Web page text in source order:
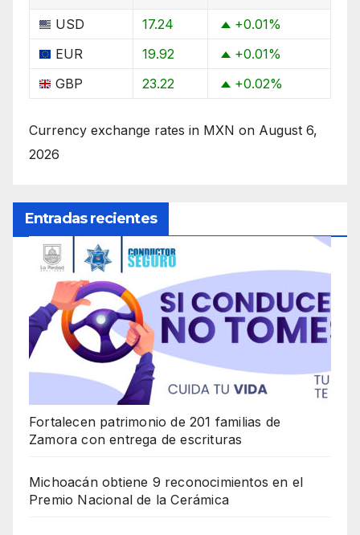
USD 17.24 +0.01%
EUR
19.92 +0.01%
GBP
23.22 +0.02%
Currency exchange rates in MXN on August 6,
2026
Entradas recientes
Fortalecen patrimonio de 201 familias de
Zamora con entrega de escrituras
Michoacán obtiene 9 reconocimientos en el
Premio Nacional de la Cerámica